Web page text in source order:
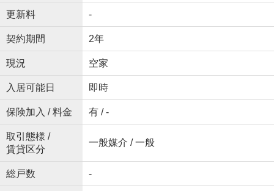
更新料 -
契約期間 2年
現況 空家
入居可能日 即時
保険加入 / 料金 有 / -
取引態様 /
賃貸区分
一般媒介 / 一般
総戸数 -